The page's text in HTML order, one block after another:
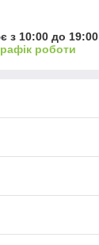
з 10:00 до 19:00
роботи